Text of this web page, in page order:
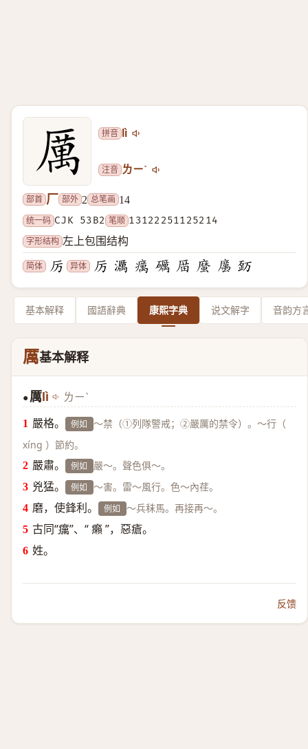
拼音 lì
注音 ㄌㄧˋ
部首 厂 部外 2 总笔画 14
统一码 CJK 53B2 笔顺 13122251125214
字形结构 左上包围结构
简体 异体
基本解释 國語辭典 康熙字典 说文解字 音韵方
厲基本解释
● 厲 lì ㄌㄧˋ
嚴格。 例如 ～禁（①列隊警戒；②嚴厲的禁令）。～行（
xíng ）節約。
嚴肅。 例如 嚴～。聲色俱～。
兇猛。 例如 ～害。雷～風行。色～內荏。
磨，使鋒利。 例如 ～兵秣馬。再接再～。
古同“癘”、“ 癩 ”，惡瘡。
姓。
反馈